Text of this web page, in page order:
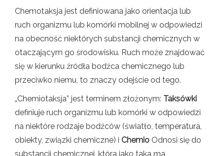
Chemotaksja jest definiowana jako orientacja lub
ruch organizmu lub komórki mobilnej w odpowiedzi
na obecność niektórych substancji chemicznych w
otaczającym go środowisku. Ruch może znajdować
się w kierunku źródła bodźca chemicznego lub
przeciwko niemu, to znaczy odejście od tego.
„Chemiotaksja” jest terminem złożonym: Taksówki
definiuje ruch organizmu lub komórki w odpowiedzi
na niektóre rodzaje bodźców (światło, temperatura,
obiekty, związki chemiczne) i Chemio Odnosi się do
substancji chemicznej, która jako taka ma